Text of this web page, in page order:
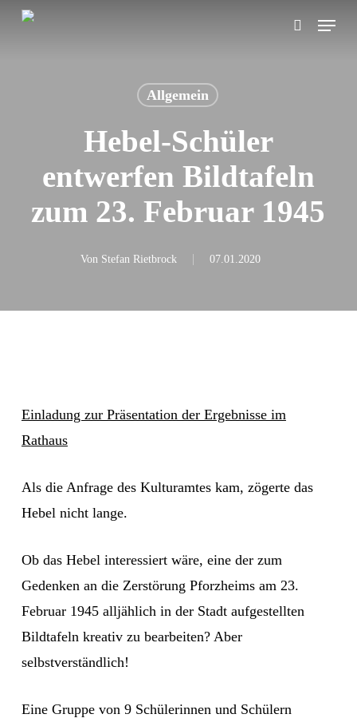
Skip
search
Menu
Allgemein
Hebel-Schüler
entwerfen Bildtafeln
zum 23. Februar 1945
Von Stefan Rietbrock 07.01.2020
Einladung zur Präsentation der Ergebnisse im
Rathaus
Als die Anfrage des Kulturamtes kam, zögerte das
Hebel nicht lange.
Ob das Hebel interessiert wäre, eine der zum
Gedenken an die Zerstörung Pforzheims am 23.
Februar 1945 alljählich in der Stadt aufgestellten
Bildtafeln kreativ zu bearbeiten? Aber
selbstverständlich!
Eine Gruppe von 9 Schülerinnen und Schülern